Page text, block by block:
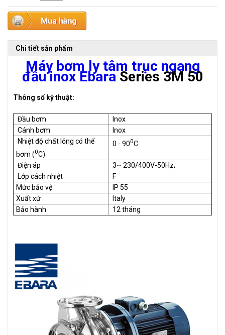
Chi tiết sản phẩm
Máy bơm ly tâm trục ngang
đầu inox EbaraSeries 3M 50
Thông số kỹ thuật:
Đầu bơm
Inox
Cánh bơm
Inox
Nhiệt độ chất lỏng có thể
bơm (0C)
0 - 900C
Điện áp
3~ 230/400V-50Hz;
Lớp cách nhiệt
F
Mức bảo vệ
IP 55
Xuất xứ
Italy
Bảo hành
12 tháng